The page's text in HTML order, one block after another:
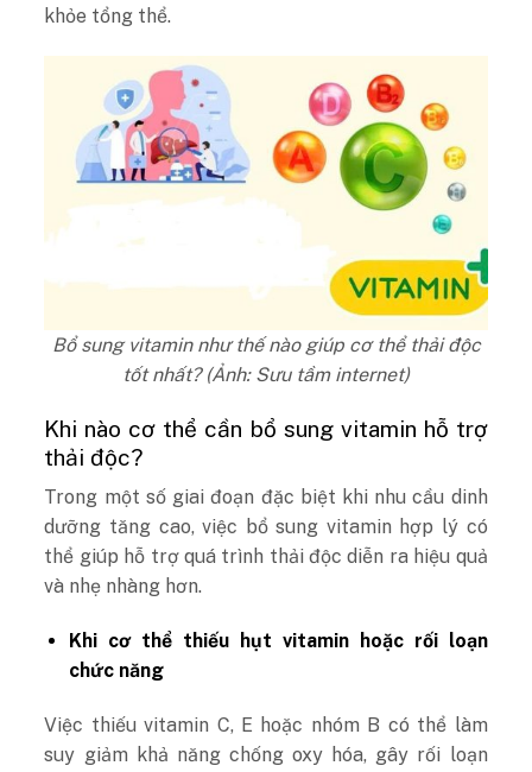
khỏe tổng thể.
Bổ sung vitamin như thế nào giúp cơ thể thải độc
tốt nhất? (Ảnh: Sưu tầm internet)
Khi nào cơ thể cần bổ sung vitamin hỗ trợ
thải độc?
Trong một số giai đoạn đặc biệt khi nhu cầu dinh
dưỡng tăng cao, việc bổ sung vitamin hợp lý có
thể giúp hỗ trợ quá trình thải độc diễn ra hiệu quả
và nhẹ nhàng hơn.
Khi cơ thể thiếu hụt vitamin hoặc rối loạn
chức năng
Việc thiếu vitamin C, E hoặc nhóm B có thể làm
suy giảm khả năng chống oxy hóa, gây rối loạn